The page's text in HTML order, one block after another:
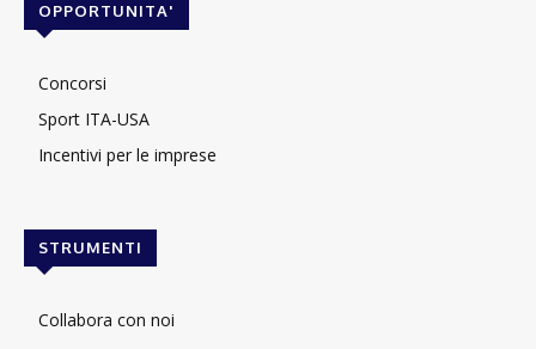
OPPORTUNITA'
Concorsi
Sport ITA-USA
Incentivi per le imprese
STRUMENTI
Collabora con noi